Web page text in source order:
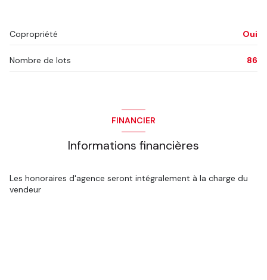
Copropriété Oui
Nombre de lots 86
FINANCIER
Informations financières
Les honoraires d'agence seront intégralement à la charge du
vendeur